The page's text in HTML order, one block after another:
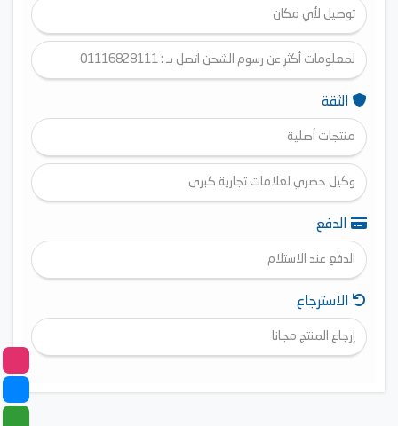
توصيل لأي مكان
لمعلومات أكثر عن رسوم الشحن اتصل بـ : 01116828111
الثقة
منتجات أصلية
وكيل حصري لعلامات تجارية كبرى
الدفع
الدفع عند الاستلام
الاسترجاع
إرجاع المنتج مجانا